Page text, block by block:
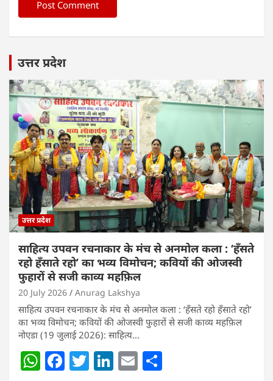
उत्तर प्रदेश
उत्तर प्रदेश
साहित्य उपवन रचनाकार के मंच से अनमोल कला : ‘हॅंसते
रहो हॅंसाते रहो’ का भव्य विमोचन; कवियों की ओजस्वी
फुहारों से सजी काव्य महफ़िल
20 July 2026 Anurag Lakshya
साहित्य उपवन रचनाकार के मंच से अनमोल कला : ‘हॅंसते रहो हॅंसाते रहो’
का भव्य विमोचन; कवियों की ओजस्वी फुहारों से सजी काव्य महफ़िल
नोएडा (19 जुलाई 2026): साहित्य…
W F T Li E